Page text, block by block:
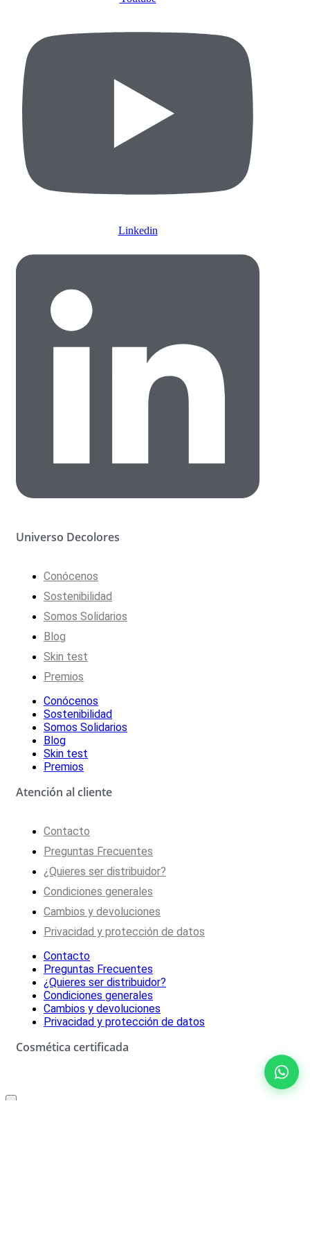
Linkedin
Universo Decolores
Conócenos
Sostenibilidad
Somos Solidarios
Blog
Skin test
Premios
Conócenos
Sostenibilidad
Somos Solidarios
Blog
Skin test
Premios
Atención al cliente
Contacto
Preguntas Frecuentes
¿Quieres ser distribuidor?
Condiciones generales
Cambios y devoluciones
Privacidad y protección de datos
Contacto
Preguntas Frecuentes
¿Quieres ser distribuidor?
Condiciones generales
Cambios y devoluciones
Privacidad y protección de datos
Cosmética certificada